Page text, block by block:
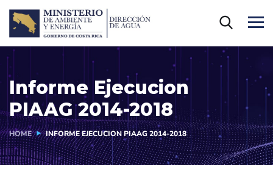
Informe Ejecucion
PIAAG 2014-2018
HOME INFORME EJECUCION PIAAG 2014-2018